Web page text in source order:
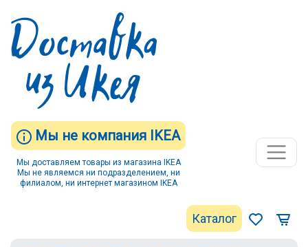
Мы не компания IKEA
Мы доставляем товары из магазина IKEA
Мы не являемся ни подразделением, ни
филиалом, ни интернет магазином IKEA
Каталог